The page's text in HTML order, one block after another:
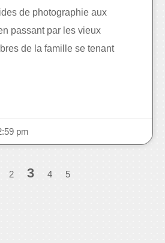
de photographie aux
passant par les vieux
de la famille se tenant
pm
2 3 4 5